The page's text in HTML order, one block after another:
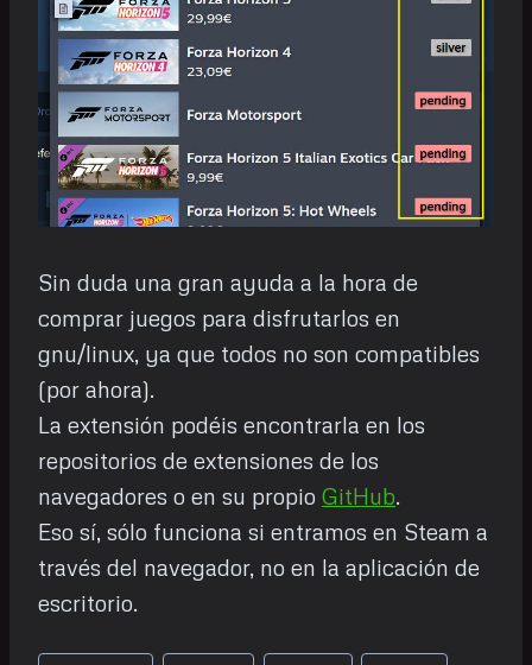
Sin duda una gran ayuda a la hora de
comprar juegos para disfrutarlos en
gnu/linux, ya que todos no son compatibles
(por ahora).
La extensión podéis encontrarla en los
repositorios de extensiones de los
navegadores o en su propio GitHub.
Eso sí, sólo funciona si entramos en Steam a
través del navegador, no en la aplicación de
escritorio.